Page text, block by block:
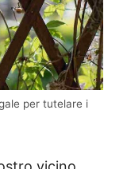
per tutelare i